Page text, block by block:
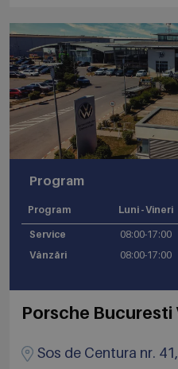
Program
Program Luni - Vineri
Service 08:00-17:00
Vânzări
08:00-17:00
Porsche Bucuresti
Sos de Centura nr.